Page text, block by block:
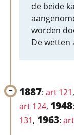
de beide
worden
De wetten
1887: art 121,
art 124, 1948:
131, 1963: